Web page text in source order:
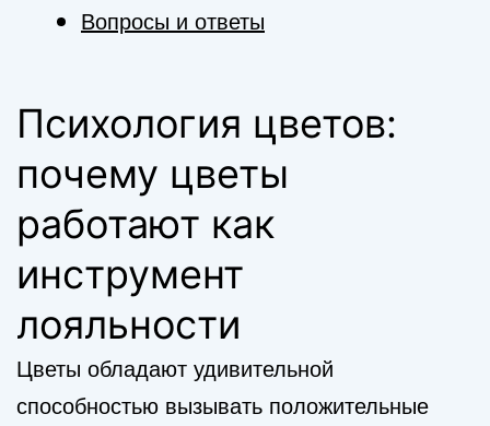
Вопросы и ответы
Психология цветов:
почему цветы
работают как
инструмент
лояльности
Цветы обладают удивительной
способностью вызывать положительные